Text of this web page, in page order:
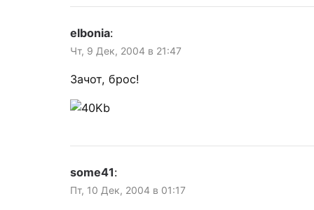
elbonia:
Чт, 9 Дек, 2004 в 21:47
Зачот, брос!
some41:
Пт, 10 Дек, 2004 в 01:17